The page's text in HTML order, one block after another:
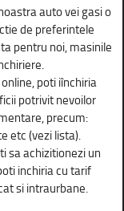
auto vei gasi o
de preferintele
pentru noi, masinile
poti iînchiria
potrivit nevoilor
precum:
etc (vezi lista).
sa achizitionezi un
inchiria cu tarif
si intraurbane.